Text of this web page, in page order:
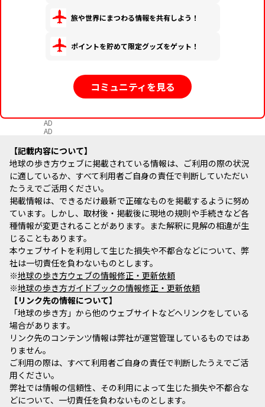
旅や世界にまつわる情報を共有しよう！
ポイントを貯めて限定グッズをゲット！
コミュニティを見る
AD
AD
記載内容について
地球の歩き方ウェブに掲載されている情報は、ご利用の際の状況
に適しているか、すべて利用者ご自身の責任で判断していただい
たうえでご活用ください。
掲載情報は、できるだけ最新で正確なものを掲載するように努め
ています。しかし、取材後・掲載後に現地の規則や手続きなど各
種情報が変更されることがあります。また解釈に見解の相違が生
じることもあります。
本ウェブサイトを利用して生じた損失や不都合などについて、弊
社は一切責任を負わないものとします。
※地球の歩き方ウェブの情報修正・更新依頼
※地球の歩き方ガイドブックの情報修正・更新依頼
リンク先の情報について
「地球の歩き方」から他のウェブサイトなどへリンクをしている
場合があります。
リンク先のコンテンツ情報は弊社が運営管理しているものではあ
りません。
ご利用の際は、すべて利用者ご自身の責任で判断したうえでご活
用ください。
弊社では情報の信頼性、その利用によって生じた損失や不都合な
どについて、一切責任を負わないものとします。